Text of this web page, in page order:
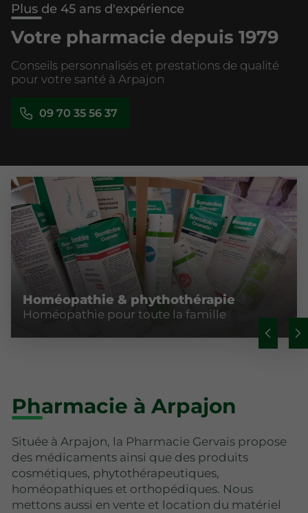
Plus de 45 ans d'expérience
Votre pharmacie depuis 1979
Conseils personnalisés et prestations de qualité
pour votre santé à Arpajon
09 70 35 56 37
Homéopathie & phythothérapie
Homéopathie pour toute la famille
Pharmacie à Arpajon
Située à Arpajon, la Pharmacie Gervais propose
des médicaments ainsi que des produits
cosmétiques, phytothérapeutiques,
homéopathiques et orthopédiques. Nous
mettons aussi en vente et location du matériel